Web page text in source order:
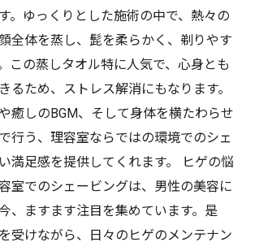
。ゆっくりとした施術の中で、熱々の
全体を蒸し、髭を柔らかく、剃りやす
この蒸しタオル特に人気で、心身とも
るため、ストレス解消にもなります。
癒しのBGM、そして身体を横たわらせ
行う、理容室ならではの環境でのシェ
満足感を提供してくれます。 ヒゲの悩
室でのシェービングは、男性の美容に
、ますます注目を集めています。是
受けながら、日々のヒゲのメンテナン